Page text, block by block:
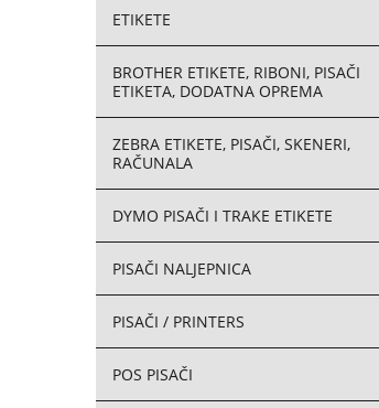
ETIKETE
BROTHER ETIKETE, RIBONI, PISAČI
ETIKETA, DODATNA OPREMA
ZEBRA ETIKETE, PISAČI, SKENERI,
RAČUNALA
DYMO PISAČI I TRAKE ETIKETE
PISAČI NALJEPNICA
PISAČI / PRINTERS
POS PISAČI